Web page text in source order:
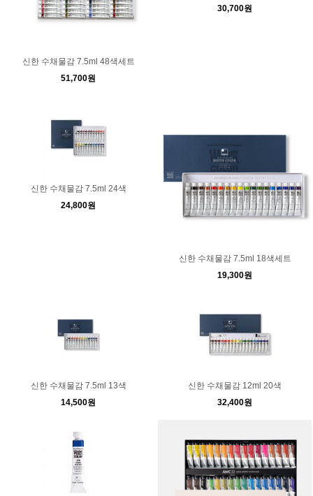
신한 수채물감 7.5ml 48색세트
51,700원
30,700원
신한 수채물감 7.5ml 24색
24,800원
신한 수채물감 7.5ml 18색세트
19,300원
신한 수채물감 7.5ml 13색
14,500원
신한 수채물감 12ml 20색
32,400원